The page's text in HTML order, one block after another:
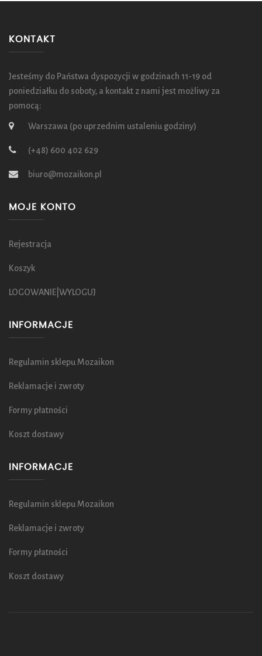
KONTAKT
Jesteśmy do Państwa dyspozycji w godzinach 11-19 od
poniedziałku do soboty, a kontakt z nami jest możliwy za
pomocą:
Warszawa (po uprzednim ustaleniu godziny)
(+48) 600 402 629
biuro@mozaikon.pl
MOJE KONTO
Rejestracja
Koszyk
LOGOWANIE|WYLOGUJ
INFORMACJE
Regulamin sklepu Mozaikon
Reklamacje i zwroty
Formy płatności
Koszt dostawy
INFORMACJE
Regulamin sklepu Mozaikon
Reklamacje i zwroty
Formy płatności
Koszt dostawy